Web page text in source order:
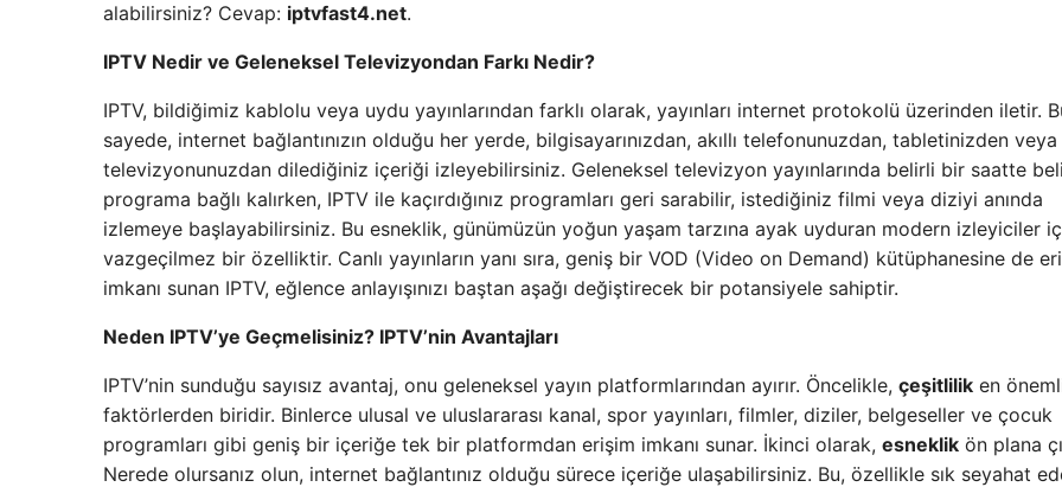
alabilirsiniz? Cevap: iptvfast4.net.
IPTV Nedir ve Geleneksel Televizyondan Farkı Nedir?
IPTV, bildiğimiz kablolu veya uydu yayınlarından farklı olarak, yayınları internet protokolü üzerinden iletir.
sayede, internet bağlantınızın olduğu her yerde, bilgisayarınızdan, akıllı telefonunuzdan, tabletinizden veya
televizyonunuzdan dilediğiniz içeriği izleyebilirsiniz. Geleneksel televizyon yayınlarında belirli bir saatte
programa bağlı kalırken, IPTV ile kaçırdığınız programları geri sarabilir, istediğiniz filmi veya diziyi anında
izlemeye başlayabilirsiniz. Bu esneklik, günümüzün yoğun yaşam tarzına ayak uyduran modern izleyiciler
vazgeçilmez bir özelliktir. Canlı yayınların yanı sıra, geniş bir VOD (Video on Demand) kütüphanesine de
imkanı sunan IPTV, eğlence anlayışınızı baştan aşağı değiştirecek bir potansiyele sahiptir.
Neden IPTV’ye Geçmelisiniz? IPTV’nin Avantajları
IPTV’nin sunduğu sayısız avantaj, onu geleneksel yayın platformlarından ayırır. Öncelikle, çeşitlilik en
faktörlerden biridir. Binlerce ulusal ve uluslararası kanal, spor yayınları, filmler, diziler, belgeseller ve çocuk
programları gibi geniş bir içeriğe tek bir platformdan erişim imkanı sunar. İkinci olarak, esneklik ön plana
Nerede olursanız olun, internet bağlantınız olduğu sürece içeriğe ulaşabilirsiniz. Bu, özellikle sık seyahat